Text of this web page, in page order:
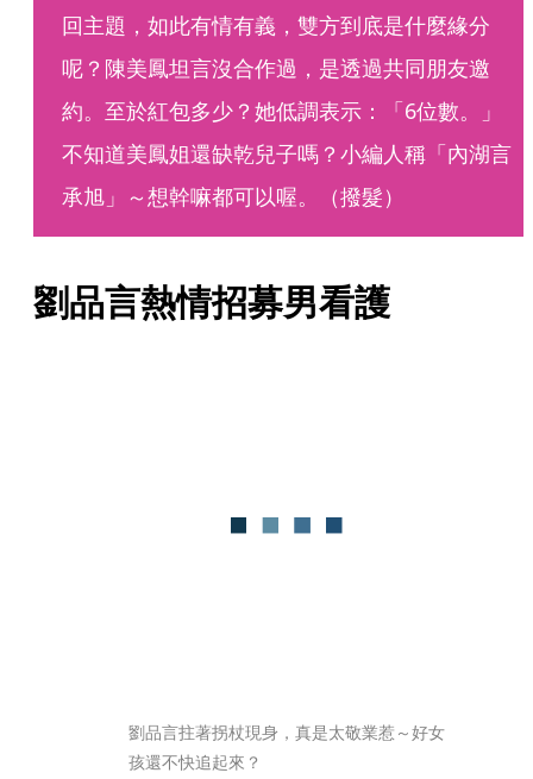
回主題，如此有情有義，雙方到底是什麼緣分
呢？陳美鳳坦言沒合作過，是透過共同朋友邀
約。至於紅包多少？她低調表示：「6位數。」
不知道美鳳姐還缺乾兒子嗎？小編人稱「內湖言
承旭」～想幹嘛都可以喔。（撥髮）
劉品言熱情招募男看護
劉品言拄著拐杖現身，真是太敬業惹～好女
孩還不快追起來？